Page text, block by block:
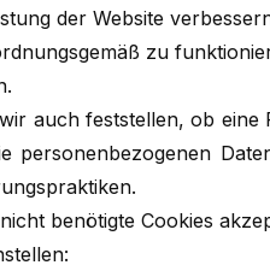
der Website
zu
auch feststellen, ob eine
benötigte Cookies